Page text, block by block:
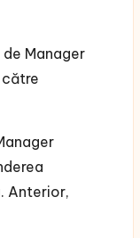
Manager
către
Anterior,